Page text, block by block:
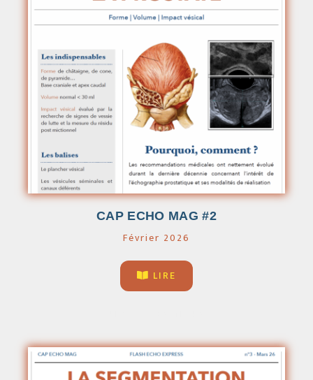
CAP ECHO MAG #2
Février 2026
LIRE